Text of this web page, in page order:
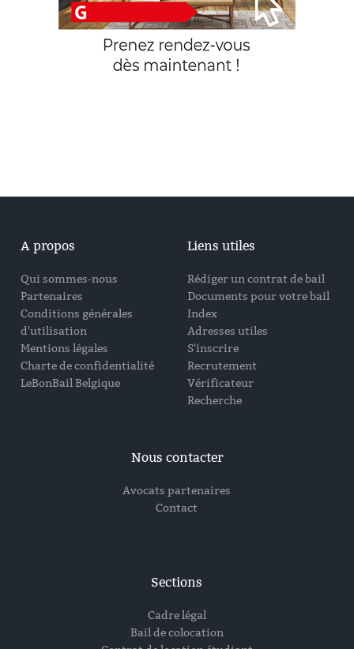
A propos
Qui sommes-nous
Partenaires
Conditions générales
d'utilisation
Mentions légales
Charte de confidentialité
LeBonBail Belgique
Liens utiles
Rédiger un contrat de bail
Documents pour votre bail
Index
Adresses utiles
S'inscrire
Recrutement
Vérificateur
Recherche
Nous contacter
Avocats partenaires
Contact
Sections
Cadre légal
Bail de colocation